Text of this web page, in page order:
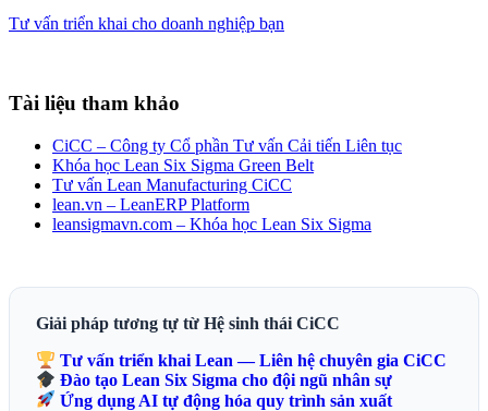
Tư vấn triển khai cho doanh nghiệp bạn
Tài liệu tham khảo
CiCC – Công ty Cổ phần Tư vấn Cải tiến Liên tục
Khóa học Lean Six Sigma Green Belt
Tư vấn Lean Manufacturing CiCC
lean.vn – LeanERP Platform
leansigmavn.com – Khóa học Lean Six Sigma
Giải pháp tương tự từ Hệ sinh thái CiCC
Tư vấn triển khai Lean — Liên hệ chuyên gia CiCC
Đào tạo Lean Six Sigma cho đội ngũ nhân sự
Ứng dụng AI tự động hóa quy trình sản xuất